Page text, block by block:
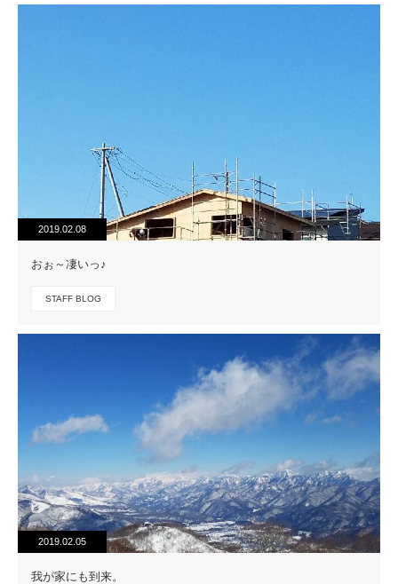
2019.02.08
おぉ～凄いっ♪
STAFF BLOG
2019.02.05
我が家にも到来。